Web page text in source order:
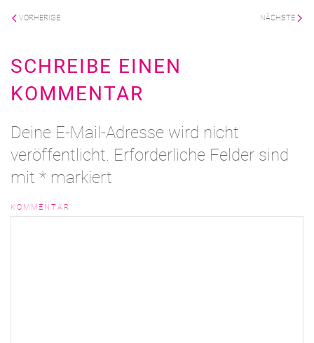
VORHERIGE NÄCHSTE
SCHREIBE EINEN
KOMMENTAR
Deine E-Mail-Adresse wird nicht
veröffentlicht. Erforderliche Felder sind
mit * markiert
KOMMENTAR